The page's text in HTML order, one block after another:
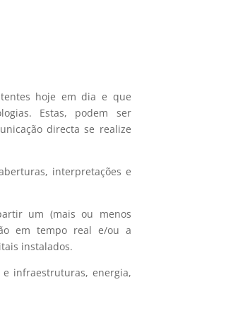
hoje em dia e que
Estas, podem ser
directa se realize
interpretações e
um (mais ou menos
em tempo real e/ou a
instalados.
e infraestruturas, energia,